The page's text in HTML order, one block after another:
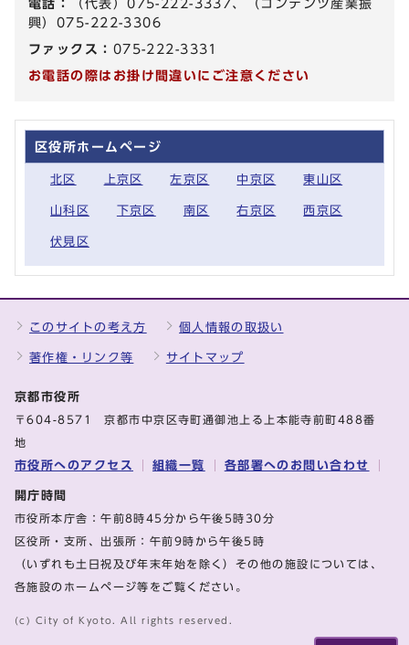
電話：
（代表）075-222-3337、（コンテンツ産業振
興）075-222-3306
ファックス： 075-222-3331
お電話の際はお掛け間違いにご注意ください
区役所ホームページ
北区 上京区 左京区 中京区 東山区
山科区 下京区 南区 右京区 西京区
伏見区
このサイトの考え方 個人情報の取扱い
著作権・リンク等 サイトマップ
京都市役所
〒604-8571 京都市中京区寺町通御池上る上本能寺前町488番
地
市役所へのアクセス 組織一覧 各部署へのお問い合わせ
開庁時間
市役所本庁舎：午前8時45分から午後5時30分
区役所・支所、出張所：午前9時から午後5時
（いずれも土日祝及び年末年始を除く）その他の施設については、
各施設のホームページ等をご覧ください。
(c) City of Kyoto. All rights reserved.